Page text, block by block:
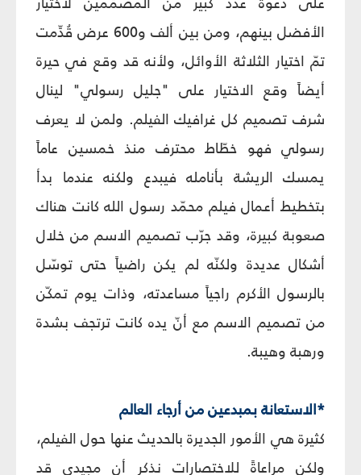
الأفضل بينهم، ومن بين ألف و600 عرض قُدِّمت
تمّ اختيار الثلاثة الأوائل، ولأنه قد وقع في حيرة
أيضاً وقع الاختيار على "جليل رسولي" لينال
شرف تصميم كل غرافيك الفيلم. ولمن لا يعرف
رسولي فهو خطّاط محترف منذ خمسين عاماً
يمسك الريشة بأنامله فيبدع ولكنه عندما بدأ
بتخطيط أعمال فيلم محمّد رسول الله كانت هناك
صعوبة كبيرة، وقد جرّب تصميم الاسم من خلال
أشكال عديدة ولكنّه لم يكن راضياً حتى توسّل
بالرسول الأكرم راجياً مساعدته، وذات يوم تمكّن
من تصميم الاسم مع أنّ يده كانت ترتجف بشدة
ورهبة وهيبة.
*الاستعانة بمبدعين من أرجاء العالم
كثيرة هي الأمور الجديرة بالحديث عنها حول الفيلم،
ولكن مراعاةً للاختصارات نذكر أن مجيدي قد